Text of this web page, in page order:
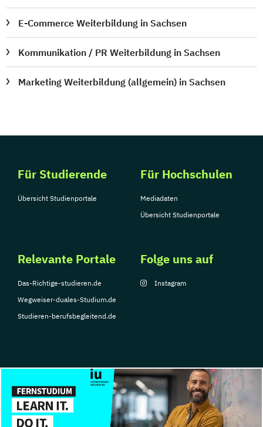
E-Commerce Weiterbildung in Sachsen
Kommunikation / PR Weiterbildung in Sachsen
Marketing Weiterbildung (allgemein) in Sachsen
Für Studierende
Übersicht Studienportale
Für Hochschulen
Mediadaten
Übersicht Studienportale
Relevante Portale
Das-Richtige-studieren.de
Wegweiser-duales-Studium.de
Studieren-berufsbegleitend.de
Folge uns auf
Instagram
© Copyright 2026, TarGroup Media GmbH
Impressum
Datenschutzerklärung Nutzungsbedingungen